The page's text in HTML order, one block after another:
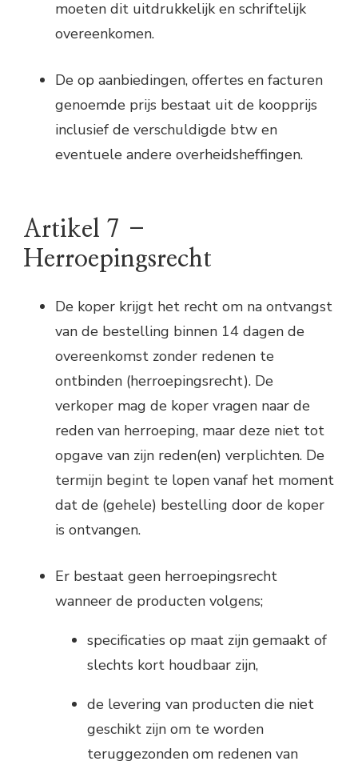
moeten dit uitdrukkelijk en schriftelijk
overeenkomen.
De op aanbiedingen, offertes en facturen
genoemde prijs bestaat uit de koopprijs
inclusief de verschuldigde btw en
eventuele andere overheidsheffingen.
Artikel 7 –
Herroepingsrecht
De koper krijgt het recht om na ontvangst
van de bestelling binnen 14 dagen de
overeenkomst zonder redenen te
ontbinden (herroepingsrecht). De
verkoper mag de koper vragen naar de
reden van herroeping, maar deze niet tot
opgave van zijn reden(en) verplichten. De
termijn begint te lopen vanaf het moment
dat de (gehele) bestelling door de koper
is ontvangen.
Er bestaat geen herroepingsrecht
wanneer de producten volgens;
specificaties op maat zijn gemaakt of
slechts kort houdbaar zijn,
de levering van producten die niet
geschikt zijn om te worden
teruggezonden om redenen van